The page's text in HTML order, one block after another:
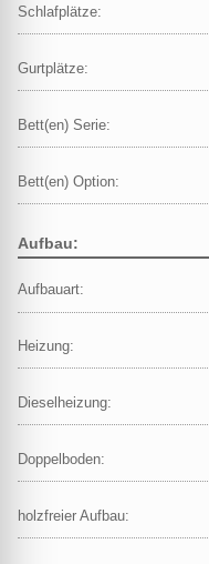
Schlafplätze:
Gurtplätze:
Bett(en) Serie:
Bett(en) Option:
Aufbau:
Aufbauart:
Heizung:
Dieselheizung:
Doppelboden:
holzfreier Aufbau: